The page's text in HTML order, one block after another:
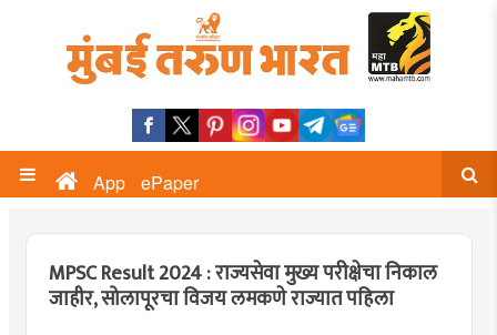
App ePaper
MPSC Result 2024 : राज्यसेवा मुख्य परीक्षेचा निकाल
जाहीर, सोलापूरचा विजय लमकणे राज्यात पहिला